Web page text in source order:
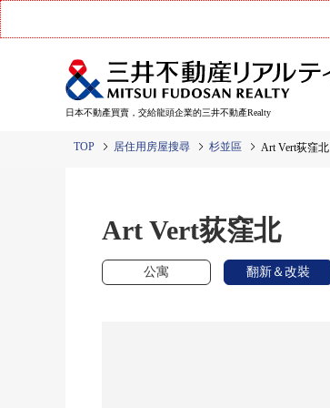
日本不動產買賣，交給龍頭企業的三井不動產Realty
TOP 居住用房屋搜尋 杉並區 Art Vert荻窪北
Art Vert荻窪北
公寓 翻新＆改裝